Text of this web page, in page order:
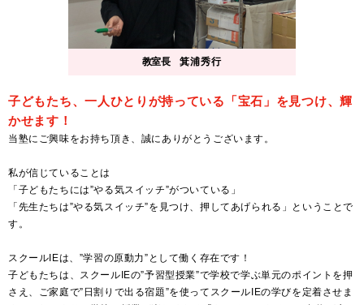
教室長 箕浦秀行
子どもたち、一人ひとりが持っている「宝石」を見つけ、輝
かせます！
当塾にご興味をお持ち頂き、誠にありがとうございます。
私が信じていることは
「子どもたちには”やる気スイッチ”がついている」
「先生たちは”やる気スイッチ”を見つけ、押してあげられる」ということで
す。
スクールIEは、”学習の原動力”として働く存在です！
子どもたちは、スクールIEの”予習型授業”で学校で学ぶ単元のポイントを押
さえ、ご家庭で”日割りで出る宿題”を使ってスクールIEの学びを定着させま